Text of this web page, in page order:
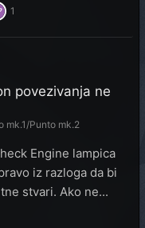
1
povezivanja ne
mk.1/Punto mk.2
Engine lampica
iz razloga da bi
stvari. Ako ne...